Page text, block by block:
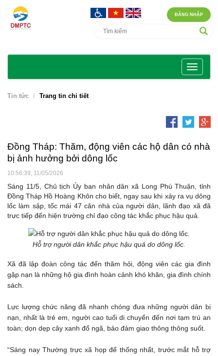
ĐĂNG NHẬP
Tin tức Trang tin chi tiết
Đồng Tháp: Thăm, động viên các hộ dân có nhà
bị ảnh hưởng bởi dông lốc
10:56:39, 11/05/2026
Sáng 11/5, Chủ tịch Ủy ban nhân dân xã Long Phú Thuận, tỉnh
Đồng Tháp Hồ Hoàng Khôn cho biết, ngay sau khi xảy ra vụ dông
lốc làm sập, tốc mái 47 căn nhà của người dân, lãnh đạo xã đã
trực tiếp đến hiện trường chỉ đạo công tác khắc phục hậu quả.
Hỗ trợ người dân khắc phục hậu quả do dông lốc.
Xã đã lập đoàn công tác đến thăm hỏi, động viên các gia đình
gặp nạn là những hộ gia đình hoàn cảnh khó khăn, gia đình chính
sách.
Lực lượng chức năng đã nhanh chóng đưa những người dân bị
nạn, nhất là trẻ em, người cao tuổi di chuyển đến nơi tạm trú an
toàn; dọn dẹp cây xanh đổ ngã, bảo đảm giao thông thông suốt.
“Sáng nay Thường trực xã họp để thống nhất, trước mắt hỗ trợ